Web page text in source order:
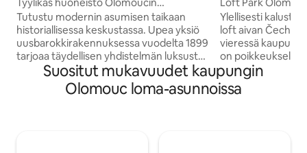
sydämessä
Tutustu modernin asumisen taikaan
historiallisessa keskustassa. Upea yksiö
uusbarokkirakennuksessa vuodelta 1899
tarjoaa täydellisen yhdistelmän luksusta
ja perinnettä. Arvostettu sijainti
historiallisen keskustan ja Smetanovými
sady -puiston välissä. Täysin uusi
Ylellisesti
loft aivan
vieressä kaupungin
on
mukavuudet,
mukava
Olomoucin
Suositut mukavuudet kaupungin
Olomouc loma-asunnoissa